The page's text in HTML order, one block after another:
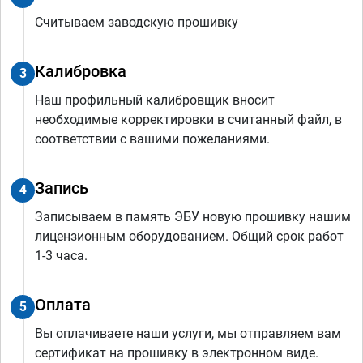
Считываем заводскую прошивку
3 Калибровка
Наш профильный калибровщик вносит
необходимые корректировки в считанный файл, в
соответствии с вашими пожеланиями.
4 Запись
Записываем в память ЭБУ новую прошивку нашим
лицензионным оборудованием. Общий срок работ
1-3 часа.
5 Оплата
Вы оплачиваете наши услуги, мы отправляем вам
сертификат на прошивку в электронном виде.